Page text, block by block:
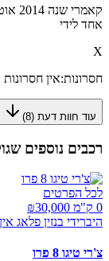
אחד לידי
X
חסרונות:אין חסרונות
עוד חוות דעת (8
)
רכבים נוספים
לכל הפרטים
0 ק"מ ₪
30,000
היברידי בנזין פלאג אין
צ'רי טיגו 8 פרו